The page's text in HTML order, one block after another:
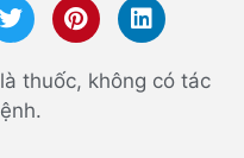
thuốc, không có tác